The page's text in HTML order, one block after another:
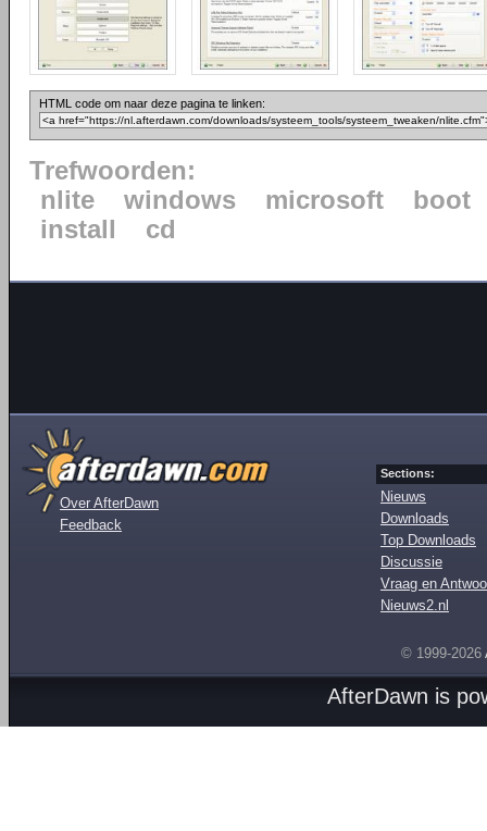
HTML code om naar deze pagina te linken:
Trefwoorden:
nlite
windows microsoft
boot
install
cd
Over AfterDawn
Feedback
Sections:
Nieuws
Downloads
Top Downloads
Discussie
Vraag en
Nieuws2.nl
© 1999-2026
AfterDawn is